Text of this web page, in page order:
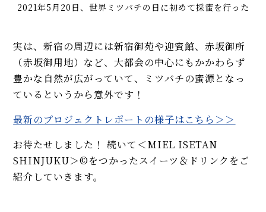
2021年5月20日、世界ミツバチの日に初めて採蜜を行った
実は、新宿の周辺には新宿御苑や迎賓館、赤坂御所
（赤坂御用地）など、大都会の中心にもかかわらず
豊かな自然が広がっていて、ミツバチの蜜源となっ
ているというから意外です！
最新のプロジェクトレポートの様子はこちら＞＞
お待たせしました！ 続いて＜MIEL ISETAN
SHINJUKU＞©をつかったスイーツ＆ドリンクをご
紹介していきます。